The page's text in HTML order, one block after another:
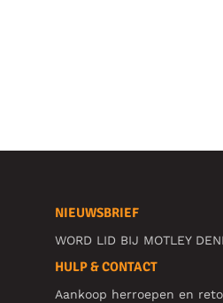
NIEUWSBRIEF
WORD LID BIJ MOTLEY
HULP & CONTACT
Aankoop herroepen en